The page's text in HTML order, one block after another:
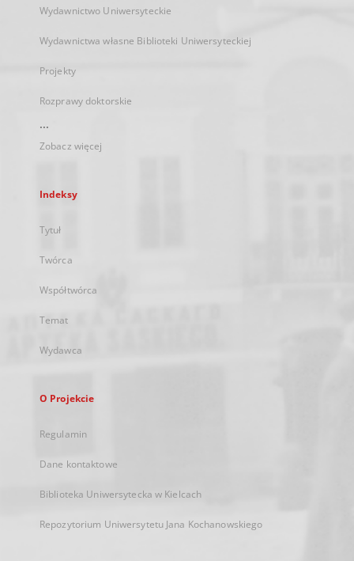
Wydawnictwo Uniwersyteckie
Wydawnictwa własne Biblioteki Uniwersyteckiej
Projekty
Rozprawy doktorskie
...
Zobacz więcej
Indeksy
Tytuł
Twórca
Współtwórca
Temat
Wydawca
O Projekcie
Regulamin
Dane kontaktowe
Biblioteka Uniwersytecka w Kielcach
Repozytorium Uniwersytetu Jana Kochanowskiego